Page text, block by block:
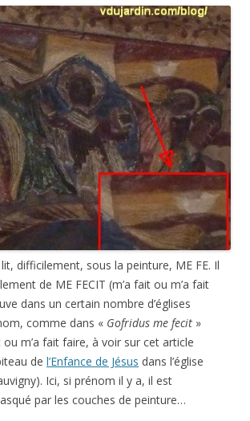
difficilement, sous la peinture, ME FE. Il
de ME FECIT (m’a fait ou m’a fait
dans un certain nombre d’églises
comme dans « Gofridus me fecit »
ou m’a fait faire, à voir sur cet article
de l’Enfance de Jésus dans l’église
Ici, si prénom il y a, il est
par les couches de peinture…